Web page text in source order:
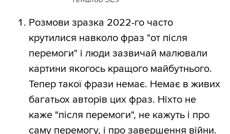
Розмови зразка 2022-го часто
крутилися навколо фраз "от після
перемоги" і люди зазвичай малювали
картини якогось кращого майбутнього.
Тепер такої фрази немає. Немає в живих
багатьох авторів цих фраз. Ніхто не
каже "після перемоги", не кажуть і про
саму перемогу, і про завершення війни.